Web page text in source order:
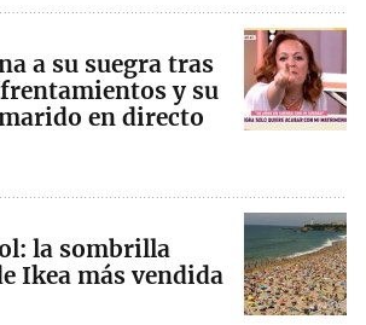
a su suegra tras
y su
en directo
la sombrilla
Ikea más vendida